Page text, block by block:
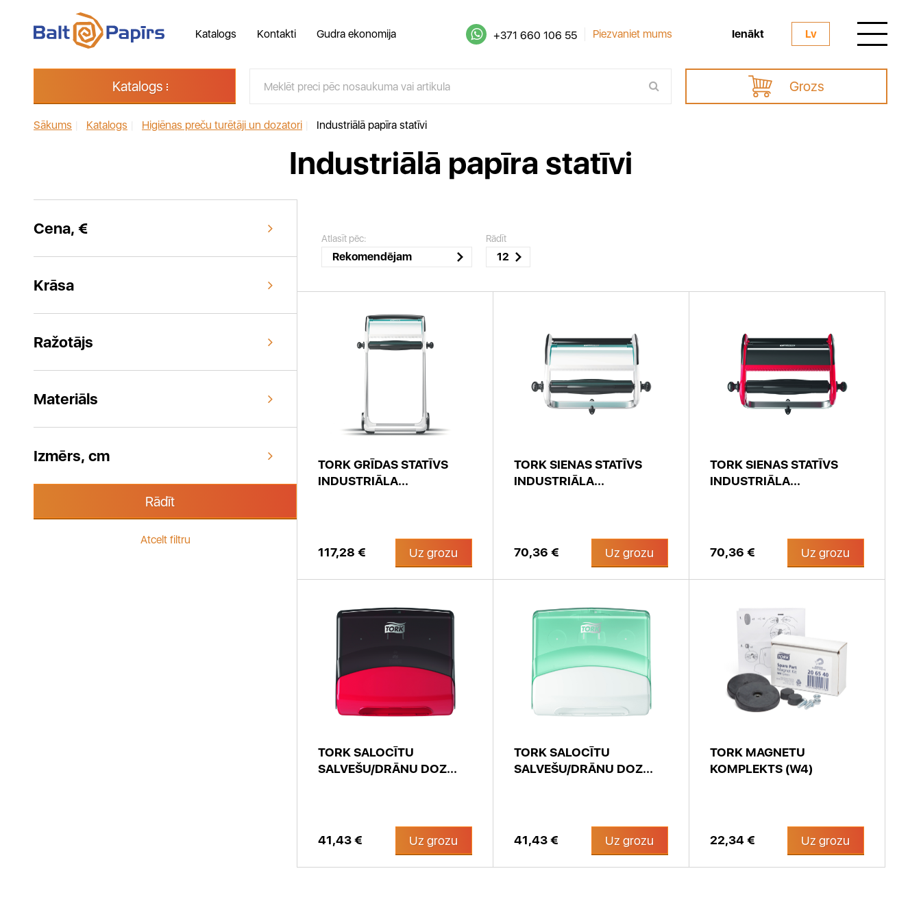
Katalogs Kontakti Gudra ekonomija +371 660 106 55 Piezvaniet mums Ienākt Lv
Katalogs Grozs
Sākums Katalogs Higiēnas preču turētāji un dozatori Industriālā papīra statīvi
Industriālā papīra statīvi
Cena, €
Krāsa
Ražotājs
Materiāls
Izmērs, cm
Rādīt
Atcelt filtru
Atlasīt pēc:
Rekomendējam
Rādīt
12
TORK GRĪDAS STATĪVS
INDUSTRIĀLA...
117,28 € Uz grozu
TORK SIENAS STATĪVS
INDUSTRIĀLA...
70,36 € Uz grozu
TORK SIENAS STATĪVS
INDUSTRIĀLA...
70,36 € Uz grozu
TORK SALOCĪTU
SALVEŠU/DRĀNU DOZ...
41,43 € Uz grozu
TORK SALOCĪTU
SALVEŠU/DRĀNU DOZ...
41,43 € Uz grozu
TORK MAGNETU
KOMPLEKTS (W4)
22,34 € Uz grozu